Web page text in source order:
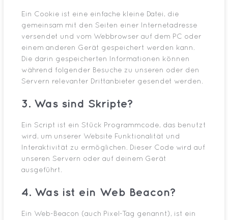
Ein Cookie ist eine einfache kleine Datei, die
gemeinsam mit den Seiten einer Internetadresse
versendet und vom Webbrowser auf dem PC oder
einem anderen Gerät gespeichert werden kann.
Die darin gespeicherten Informationen können
während folgender Besuche zu unseren oder den
Servern relevanter Drittanbieter gesendet werden.
3. Was sind Skripte?
Ein Script ist ein Stück Programmcode, das benutzt
wird, um unserer Website Funktionalität und
Interaktivität zu ermöglichen. Dieser Code wird auf
unseren Servern oder auf deinem Gerät
ausgeführt.
4. Was ist ein Web Beacon?
Ein Web-Beacon (auch Pixel-Tag genannt), ist ein